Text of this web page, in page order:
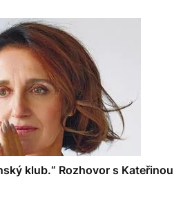
klub.“ Rozhovor s Kateřinou